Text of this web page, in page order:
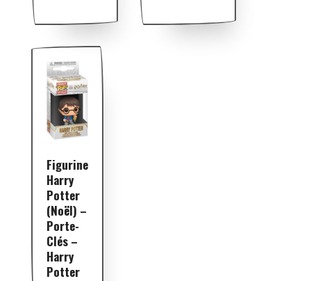
Figurine
Harry
Potter
(Noël) –
Porte-
Clés –
Harry
Potter